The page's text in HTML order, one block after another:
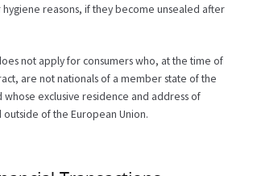
reasons, if they become unsealed after
not apply for consumers who, at the time of
are not nationals of a member state of the
whose exclusive residence and address of
of the European Union.